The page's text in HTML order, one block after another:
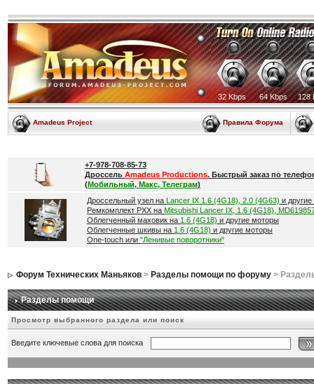
32 Kbps 64 Kbps 128
Amadeus Project Правила Форума
+7-978-708-85-73
Дроссель Amadeus Productions. Быстрый заказ по
(Мобильный, Макс, Телеграм)
Дроссельный узел на Lancer IX 1.6 (4G18), 2.0 (4G63) и
Ремкомплект РХХ на Mitsubishi Lancer IX, 1.6 (4G18),
Облегченный маховик на 1.6 (4G18) и другие моторы
Облегченные шкивы на 1.6 (4G18) и другие моторы
One-touch или "Ленивые поворотники"
Форум Технических Маньяков> Разделы помощи по форуму>
Разделы помощи
Просмотр выбранного раздела или поиск
Введите ключевые слова для поиска